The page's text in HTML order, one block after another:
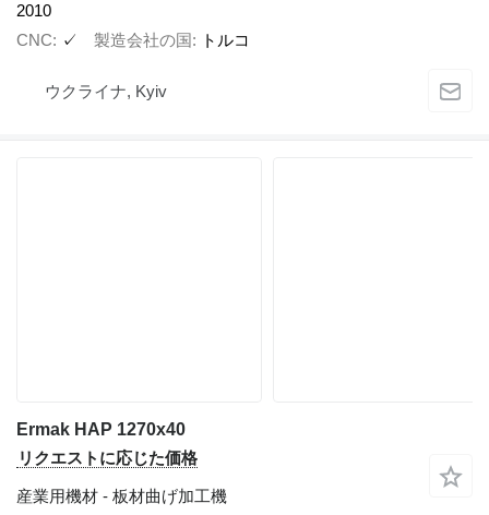
2010
CNC
✓ 製造会社の国 トルコ
ウクライナ, Kyiv
Ermak HAP 1270x40
リクエストに応じた価格
産業用機材 - 板材曲げ加工機